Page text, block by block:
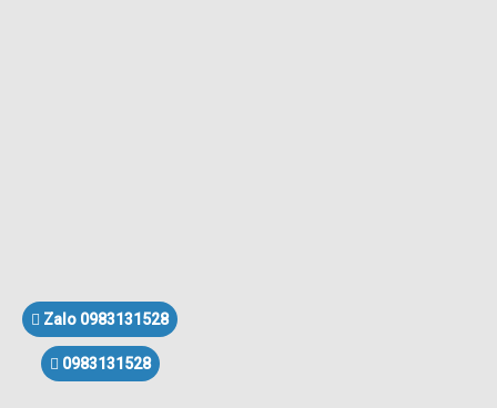
Zalo 0983131528
0983131528